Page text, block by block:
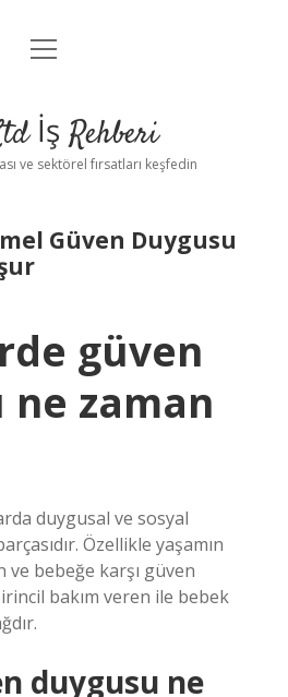
Anasayfa
Uyarı
menüyü
İş Rehberi
ve sektörel fırsatları keşfedin
Güven Duygusu
güven
zaman
duygusal ve sosyal
Özellikle yaşamın
ve bebeğe karşı güven
bakım veren ile bebek
duygusu ne